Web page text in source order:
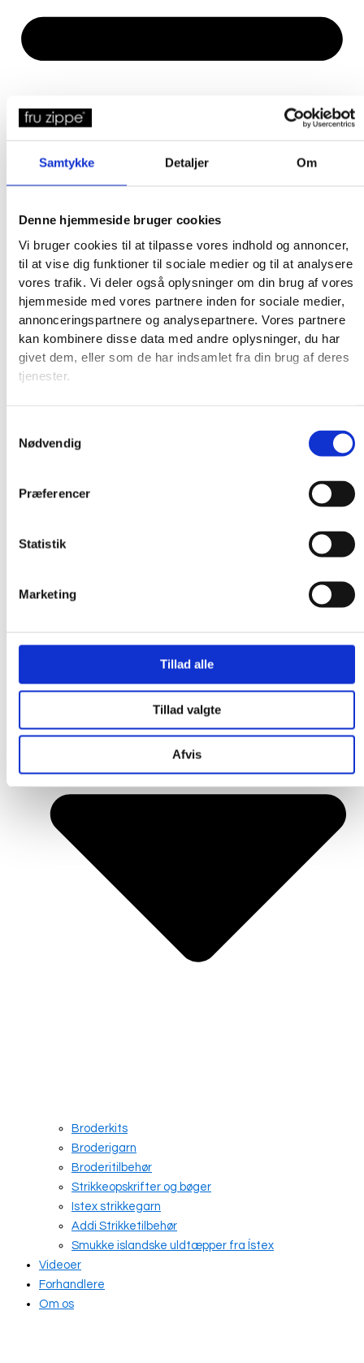
Samtykke Detaljer Om
Denne hjemmeside bruger cookies
Vi bruger cookies til at tilpasse vores indhold og annoncer,
til at vise dig funktioner til sociale medier og til at analysere
vores trafik. Vi deler også oplysninger om din brug af vores
hjemmeside med vores partnere inden for sociale medier,
annonceringspartnere og analysepartnere. Vores partnere
kan kombinere disse data med andre oplysninger, du har
givet dem, eller som de har indsamlet fra din brug af deres
tjenester.
Nødvendig
Præferencer
Statistik
Marketing
Tillad alle
Tillad valgte
Afvis
Produkter
Broderkits
Broderigarn
Broderitilbehør
Strikkeopskrifter og bøger
Istex strikkegarn
Addi Strikketilbehør
Smukke islandske uldtæpper fra Ístex
Videoer
Forhandlere
Om os